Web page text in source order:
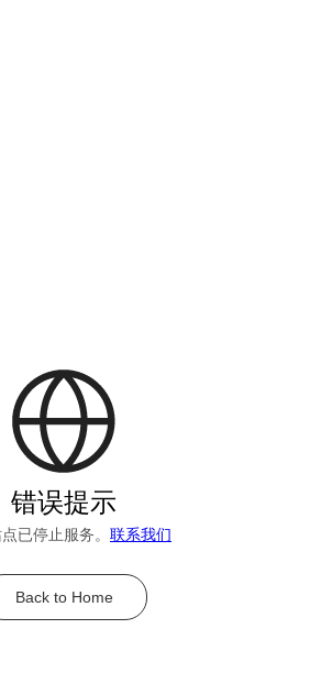
错误提示
已停止服务。 联系我们
Back to Home